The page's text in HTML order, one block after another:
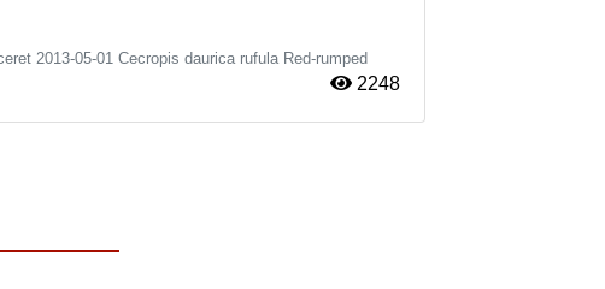
2013-05-01 Cecropis daurica rufula Red-rumped
2248